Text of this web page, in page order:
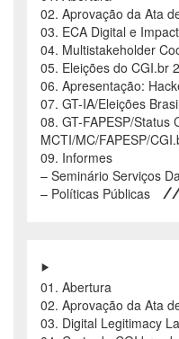
02. Aprovação da Ata
03. ECA Digital e
04. Multistakeholder
05. Eleições do CGI.br
06. Apresentação:
07. GT-IA/Eleições
08. GT-FAPESP/Status
MCTI/MC/FAPESP/
09. Informes
– Seminário Serviços
– Políticas Públicas
01. Abertura
02. Aprovação da Ata
03. Digital Legitimacy